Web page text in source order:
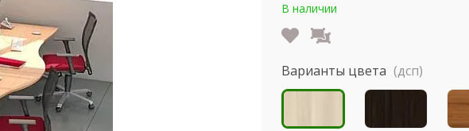
В наличии
Варианты цвета (дсп)